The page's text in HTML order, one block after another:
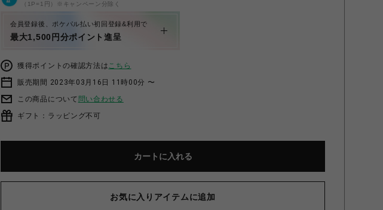
（1P=1円）※キャンペーン分除く
会員登録後、ポケパル払い初回登録&利用で
最大1,500円分ポイント進呈
獲得ポイントの確認方法はこちら
販売期間 2023年03月16日 11時00分 〜
この商品について 問い合わせる
ギフト：ラッピング不可
カートに入れる
お気に入りアイテムに追加